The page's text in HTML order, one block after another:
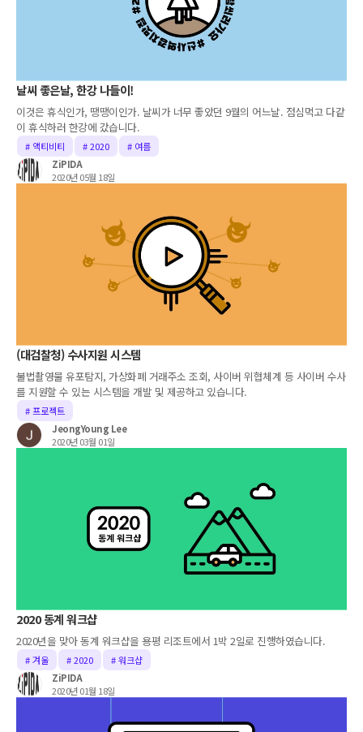
날씨 좋은날, 한강 나들이!
이것은 휴식인가, 땡땡이인가. 날씨가 너무 좋았던 9월의 어느날. 점심먹고 다같
이 휴식하러 한강에 갔습니다.
# 액티비티 # 2020
# 여름
ZiPIDA
2020년 05월 18일
(대검찰청) 수사지원 시스템
불법촬영물 유포탐지, 가상화폐 거래주소 조회, 사이버 위협체계 등 사이버 수사
를 지원할 수 있는 시스템을 개발 및 제공하고 있습니다.
# 프로젝트
JeongYoung Lee
2020년 03월 01일
2020 동계 워크샵
2020년을 맞아 동계 워크샵을 용평 리조트에서 1박 2일로 진행하였습니다.
# 겨울 # 2020
# 워크샵
ZiPIDA
2020년 01월 18일